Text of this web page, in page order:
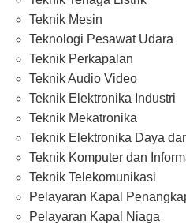
Teknik Mesin
Teknologi Pesawat Udara
Teknik Perkapalan
Teknik Audio Video
Teknik Elektronika Industri
Teknik Mekatronika
Teknik Elektronika Daya
Teknik Komputer dan
Teknik Telekomunikasi
Pelayaran Kapal
Pelayaran Kapal Niaga